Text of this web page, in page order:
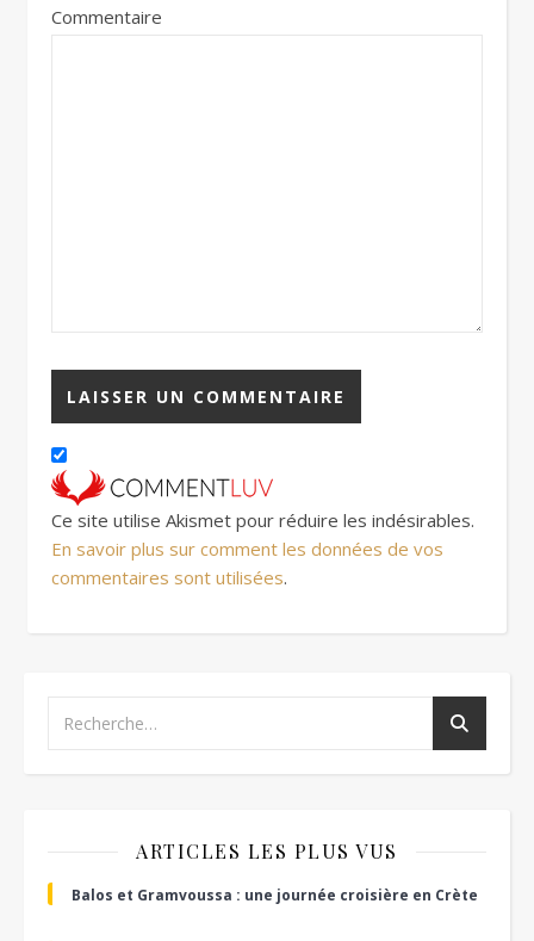
Commentaire
Ce site utilise Akismet pour réduire les indésirables.
En savoir plus sur comment les données de vos
commentaires sont utilisées.
ARTICLES LES PLUS VUS
Balos et Gramvoussa : une journée croisière en Crète